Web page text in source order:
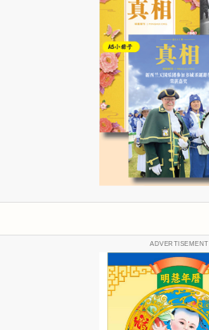
ADVERTISEMENT